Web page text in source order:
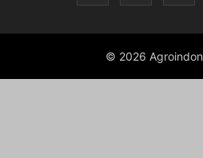
© 2026